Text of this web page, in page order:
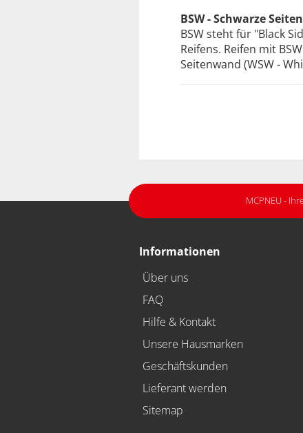
BSW - Schwarze
BSW steht für "Black
Reifens. Reifen mit
Seitenwand (WSW -
MCPNEU -
Informationen
Über uns
FAQ
Hilfe & Kontakt
Unsere Hausmarken
Geschäftskunden
Lieferant werden
Sitemap